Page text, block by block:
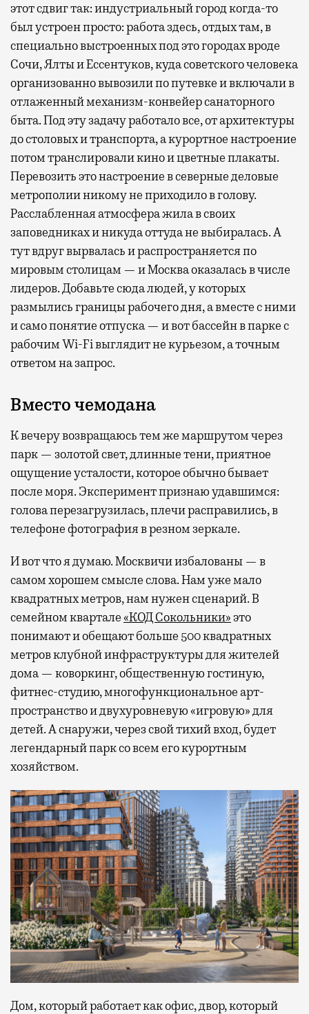
этот сдвиг так: индустриальный город когда-то
был устроен просто: работа здесь, отдых там, в
специально выстроенных под это городах вроде
Сочи, Ялты и Ессентуков, куда советского человека
организованно вывозили по путевке и включали в
отлаженный механизм-конвейер санаторного
быта. Под эту задачу работало все, от архитектуры
до столовых и транспорта, а курортное настроение
потом транслировали кино и цветные плакаты.
Перевозить это настроение в северные деловые
метрополии никому не приходило в голову.
Расслабленная атмосфера жила в своих
заповедниках и никуда оттуда не выбиралась. А
тут вдруг вырвалась и распространяется по
мировым столицам — и Москва оказалась в числе
лидеров. Добавьте сюда людей, у которых
размылись границы рабочего дня, а вместе с ними
и само понятие отпуска — и вот бассейн в парке с
рабочим Wi-Fi выглядит не курьезом, а точным
ответом на запрос.
Вместо чемодана
К вечеру возвращаюсь тем же маршрутом через
парк — золотой свет, длинные тени, приятное
ощущение усталости, которое обычно бывает
после моря. Эксперимент признаю удавшимся:
голова перезагрузилась, плечи расправились, в
телефоне фотография в резном зеркале.
И вот что я думаю. Москвичи избалованы — в
самом хорошем смысле слова. Нам уже мало
квадратных метров, нам нужен сценарий. В
семейном квартале«КОД Сокольники»это
понимают и обещают больше 500 квадратных
метров клубной инфраструктуры для жителей
дома — коворкинг, общественную гостиную,
фитнес-студию, многофункциональное арт-
пространство и двухуровневую «игровую» для
детей. А снаружи, через свой тихий вход, будет
легендарный парк со всем его курортным
хозяйством.
Дом, который работает как офис, двор, который